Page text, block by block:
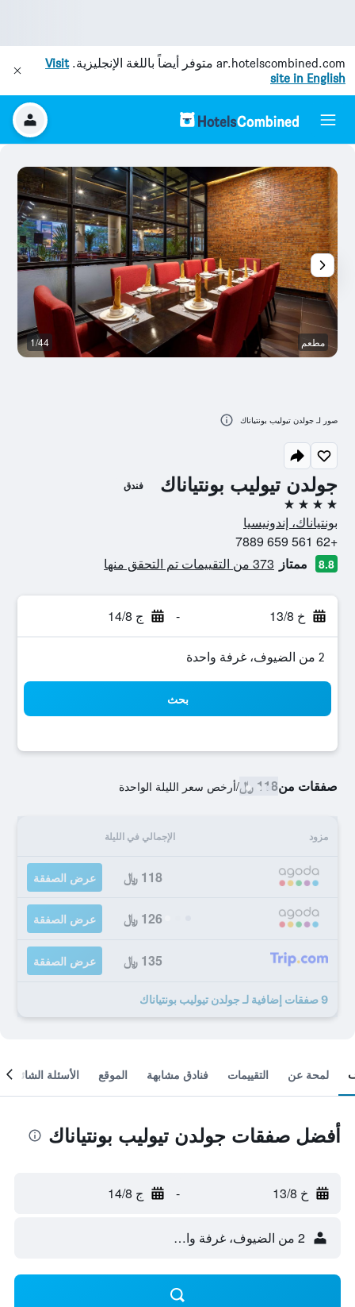
ar.hotelscombined.com متوفر أيضاً باللغة الإنجليزية.Visit
site in English
جولدن تيوليب بونتياناك فندق
4 نجوم
بونتياناك، إندونيسيا
+62 561 659 7889
8.8 ممتاز 373 من التقييمات تم التحقق منها
خ 13/8 - ج 14/8
2 من الضيوف، غرفة واحدة
بحث
صفقات من118 ﷼ /أرخص سعر الليلة الواحدة
مزود الإجمالي في الليلة
118 ﷼ عرض الصفقة
126 ﷼ عرض الصفقة
135 ﷼ عرض الصفقة
9 صفقات إضافية لـ جولدن تيوليب بونتياناك
مطعم 1/44
صور لـ جولدن تيوليب بونتياناك
لمحة عن التقييمات فنادق مشابهة الموقع الأسئلة الشائعة
أفضل صفقات جولدن تيوليب بونتياناك
خ 13/8 - ج 14/8
2 من الضيوف، غرفة واحدة